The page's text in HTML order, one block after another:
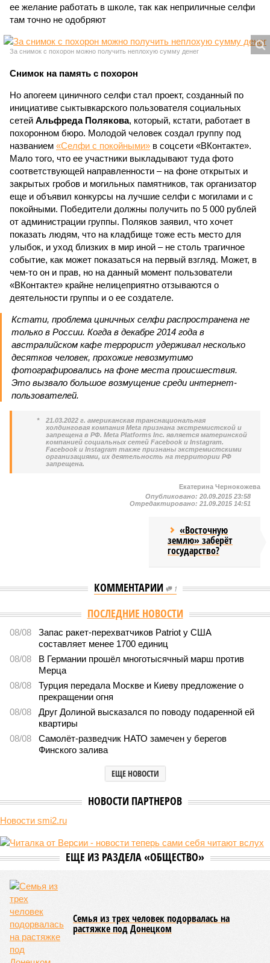
ее желание работать в школе, так как неприличные селфи
там точно не одобряют
За снимок с похорон можно получить неплохую сумму денег
Снимок на память с похорон
Но апогеем циничного селфи стал проект, созданный по
инициативе сыктывкарского пользователя социальных
сетей Альфреда Полякова, который, кстати, работает в
похоронном бюро. Молодой человек создал группу под
названием «Селфи с покойными» в соцсети «ВКонтакте».
Мало того, что ее участники выкладывают туда фото
соответствующей направленности – на фоне открытых и
закрытых гробов и могильных памятников, так организатор
еще и объявил конкурсы на лучшие селфи с могилами и с
покойными. Победители должны получить по 5 000 рублей
от администрации группы. Поляков заявил, что хочет
показать людям, что на кладбище тоже есть место для
улыбок, и уход близких в мир иной – не столь трагичное
событие, как может показаться на первый взгляд. Может, в
чем-то он и прав, но на данный момент пользователи
«ВКонтакте» крайне нелицеприятно отзываются о
деятельности группы и о ее создателе.
Кстати, проблема циничных селфи распространена не
только в России. Когда в декабре 2014 года в
австралийском кафе террорист удерживал несколько
десятков человек, прохожие невозмутимо
фотографировались на фоне места происшествия.
Это вызвало большое возмущение среди интернет-
пользователей.
*
21.03.2022 г. американская транснациональная
холдинговая компания Meta признана экстремистской и
запрещена в РФ. Meta Platforms Inc. является материнской
компанией социальных сетей Facebook и Instagram.
Facebook и Instagram также признаны экстремистскими
организациями, их деятельность на территории РФ
запрещена.
Екатерина Чернокожева
Опубликовано: 20.09.2015 23:58
Отредактировано: 21.09.2015 14:51
«Восточную
землю» заберёт
государство?
КОММЕНТАРИИ 1
Версия //Конфликт // Монополия вкладывалась-вкладывалась в
Монополия вкладывалась-вкладывалась в Армению и
довкладывалась
РЖД против своей страны
(фото: Deep Vision)
Премьер закавказской республики Никол Пашинян заявил, что
его страна может потребовать у Москвы до 2 млрд долларов
ежегодно за аренду Южно-Кавказской железной дороги (ЮКЖД).
причём исключительно за российский счёт. И в
складывающейся ситуации, кажется, больше вопросов не к
По мнению
выходящего. Дескать, Ереван считает транспортную сеть
своей собственностью и теперь намерен просить за аренду
«железки» означенную сумму. При этом, как отмечают
эксперты, армянская сторона, выставляя этот счёт, не
раскрыла методику его калькуляции, то есть, получается,